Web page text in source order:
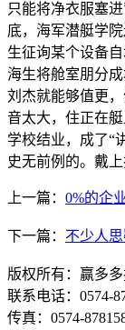
只能将净衣服塞
底，海军潜艇学
生征询某个设备
海生将舱室朋分
刘杰就能够值更
音太大，住正在
学校结业，成了“
史无前例的。戴
上一篇： 0%的企
下一篇： 不少人
版权所有：赢多
联系电话：0574-
传真：0574-